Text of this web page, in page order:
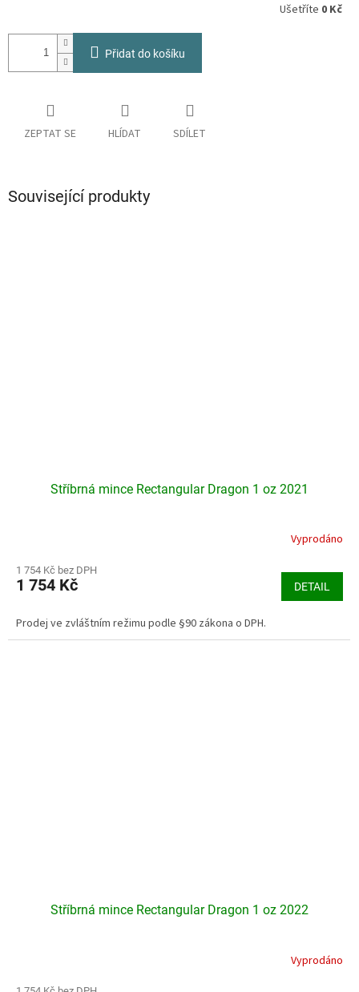
Ušetříte 0 Kč
Přidat do košíku
ZEPTAT SE HLÍDAT SDÍLET
Související produkty
Stříbrná mince Rectangular Dragon 1 oz 2021
produktu
je
z
Vyprodáno
1 754 Kč bez DPH
1 754 Kč DETAIL
Prodej ve zvláštním režimu podle §90 zákona o DPH.
Stříbrná mince Rectangular Dragon 1 oz 2022
Vyprodáno